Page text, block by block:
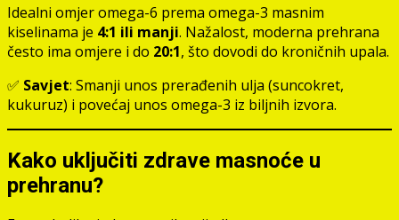
Idealni omjer omega-6 prema omega-3 masnim
kiselinama je 4:1 ili manji. Nažalost, moderna prehrana
često ima omjere i do 20:1, što dovodi do kroničnih upala.
✅ Savjet: Smanji unos prerađenih ulja (suncokret,
kukuruz) i povećaj unos omega-3 iz biljnih izvora.
Kako uključiti zdrave masnoće u
prehranu?